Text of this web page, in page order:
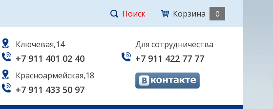
Поиск Корзина 0
Ключевая,14
+7 911 401 02 40
Красноармейская,18
+7 911 433 50 97
Для сотрудничества
+7 911 422 77 77